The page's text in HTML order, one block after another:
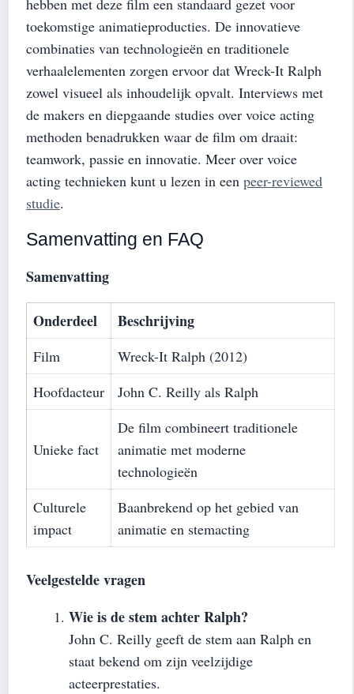
hebben met deze film een standaard gezet voor
toekomstige animatieproducties. De innovatieve
combinaties van technologieën en traditionele
verhaalelementen zorgen ervoor dat Wreck-It Ralph
zowel visueel als inhoudelijk opvalt. Interviews met
de makers en diepgaande studies over voice acting
methoden benadrukken waar de film om draait:
teamwork, passie en innovatie. Meer over voice
acting technieken kunt u lezen in een peer-reviewed
studie.
Samenvatting en FAQ
Samenvatting
Onderdeel Beschrijving
Film
Wreck-It Ralph (2012)
Hoofdacteur
John C. Reilly als Ralph
Unieke fact
De film combineert traditionele
animatie met moderne
technologieën
Culturele
impact
Baanbrekend op het gebied van
animatie en stemacting
Veelgestelde vragen
Wie is de stem achter Ralph?
John C. Reilly geeft de stem aan Ralph en
staat bekend om zijn veelzijdige
acteerprestaties.